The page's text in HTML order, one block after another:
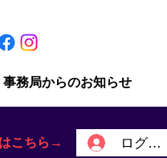
事務局からのお知らせ
こちら→ ログイ